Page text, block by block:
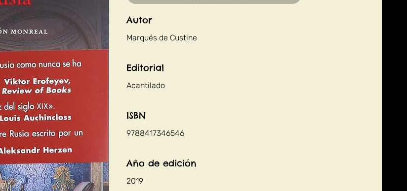
Autor
Marqués de Custine
Editorial
Acantilado
ISBN
9788417346546
Año de edición
2019